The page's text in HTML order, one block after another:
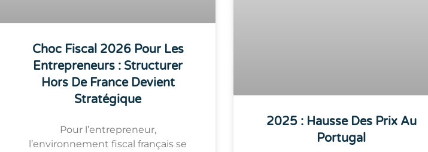
Choc Fiscal 2026 Pour Les
Entrepreneurs : Structurer
Hors De France Devient
Stratégique
Pour l’entrepreneur,
l’environnement fiscal français se
2025 : Hausse Des Prix Au
Portugal